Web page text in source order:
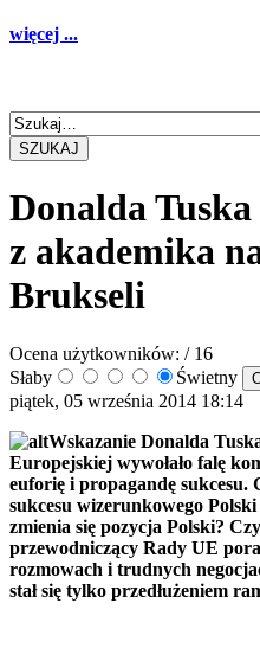
więcej ...
SZUKAJ
Donalda
z akademika
Brukseli
Ocena użytkowników: / 16
Słaby
Świetny
piątek, 05 września 2014 18:14
Wskazanie Donalda
Europejskiej wywołało falę
euforię i propagandę sukcesu.
sukcesu wizerunkowego
zmienia się pozycja Polski?
przewodniczący Rady UE
rozmowach i trudnych
stał się tylko przedłużeniem